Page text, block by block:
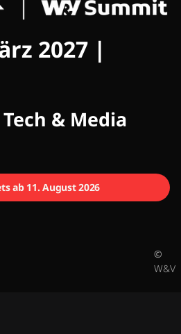
2027 |
& Media
ab 11. August 2026
©
W&V